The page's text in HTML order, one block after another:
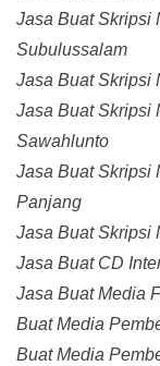
Jasa Buat Skripsi
Subulussalam
Jasa Buat Skripsi
Jasa Buat Skripsi
Sawahlunto
Jasa Buat Skripsi
Panjang
Jasa Buat Skripsi
Jasa Buat CD
Jasa Buat Media
Buat Media
Buat Media